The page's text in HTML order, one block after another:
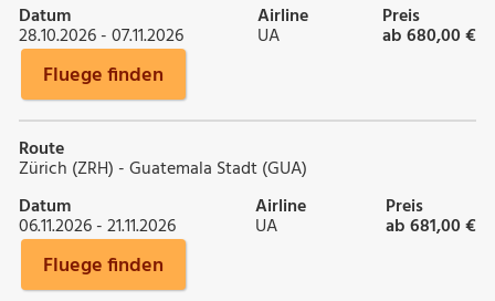
Datum
28.10.2026 - 07.11.2026
Airline
UA
Preis
ab 680,00 €
Fluege finden
Route
Zürich (ZRH) - Guatemala Stadt (GUA)
Datum
06.11.2026 - 21.11.2026
Airline
UA
Preis
ab 681,00 €
Fluege finden